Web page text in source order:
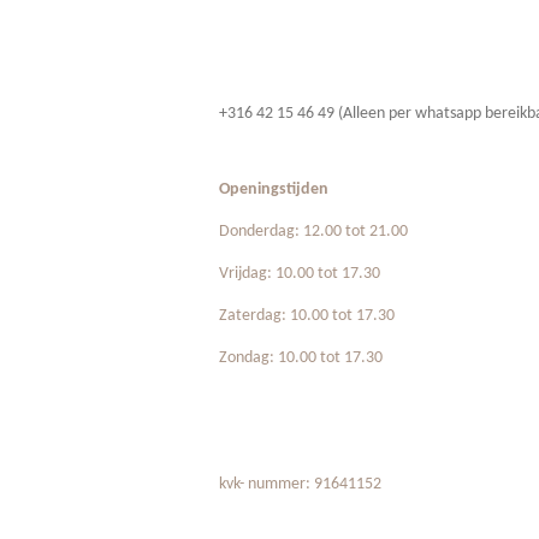
+316 42 15 46 49 (Alleen per whatsapp
Openingstijden
Donderdag: 12.00 tot 21.00
Vrijdag: 10.00 tot 17.30
Zaterdag: 10.00 tot 17.30
Zondag: 10.00 tot 17.30
kvk- nummer: 91641152